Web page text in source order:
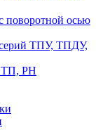
поворотной осью
ТПУ, ТПДУ,
ТП, PH